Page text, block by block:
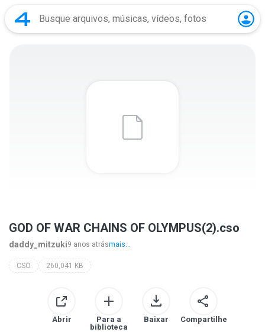
GOD OF WAR CHAINS OF OLYMPUS(2).cso
daddy_mitzuki9 anos atrásmais...
CSO 260,041 KB
Abrir
Para a
biblioteca
Baixar Compartilhe